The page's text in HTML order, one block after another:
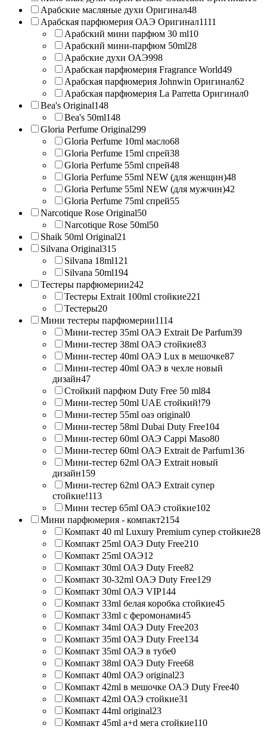
Арабские масляные духи Оригинал48
Арабская парфюмерия ОАЭ Оригинал1111
Арабский мини парфюм 30 ml10
Арабский мини-парфюм 50ml28
Арабские духи ОАЭ998
Арабская парфюмерия Fragrance World49
Арабская парфюмерия Johnwin Оригинал62
Арабская парфюмерия La Parretta Оригинал0
Bea's Original148
Bea's 50ml148
Gloria Perfume Original299
Gloria Perfume 10ml масло68
Gloria Perfume 15ml спрей38
Gloria Perfume 55ml спрей48
Gloria Perfume 55ml NEW (для женщин)48
Gloria Perfume 55ml NEW (для мужчин)42
Gloria Perfume 75ml спрей55
Narcotique Rose Original50
Narcotique Rose 50ml50
Shaik 50ml Original21
Silvana Original315
Silvana 18ml121
Silvana 50ml194
Тестеры парфюмерии242
Тестеры Extrait 100ml стойкие221
Тестеры20
Мини тестеры парфюмерии1114
Мини-тестер 35ml ОАЭ Extrait De Parfum39
Мини-тестер 38ml ОАЭ стойкие83
Мини-тестер 40ml ОАЭ Lux в мешочке87
Мини-тестер 40ml ОАЭ в чехле новый
дизайн47
Стойкий парфюм Duty Free 50 ml84
Мини-тестер 50ml UAE стойкий!79
Мини-тестер 55ml оаэ original0
Мини-тестер 58ml Dubai Duty Free104
Мини-тестер 60ml ОАЭ Cappi Maso80
Мини-тестер 60ml ОАЭ Extrait de Parfum136
Мини-тестер 62ml ОАЭ Extrait новый
дизайн159
Мини-тестер 62ml ОАЭ Extrait супер
стойкие!113
Мини тестер 65ml ОАЭ стойкие102
Мини парфюмерия - компакт2154
Компакт 40 ml Luxury Premium супер стойкие28
Компакт 25ml ОАЭ Duty Free210
Компакт 25ml ОАЭ12
Компакт 30ml ОАЭ Duty Free82
Компакт 30-32ml ОАЭ Duty Free129
Компакт 30ml ОАЭ VIP144
Компакт 33ml белая коробка стойкие45
Компакт 33ml с феромонами45
Компакт 34ml ОАЭ Duty Free203
Компакт 35ml ОАЭ Duty Free134
Компакт 35ml ОАЭ в тубе0
Компакт 38ml ОАЭ Duty Free68
Компакт 40ml ОАЭ original23
Компакт 42ml в мешочке ОАЭ Duty Free40
Компакт 42ml ОАЭ стойкие31
Компакт 44ml original23
Компакт 45ml a+d мега стойкие110